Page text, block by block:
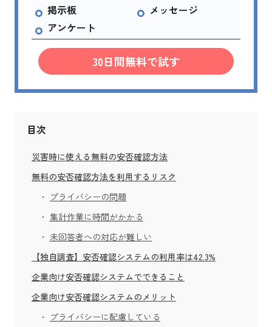
掲示板
メッセージ
アンケート
30日間無料で試す
目次
災害時に使える無料の安否確認方法
無料の安否確認方法を利用するリスク
プライバシーの問題
集計作業に時間がかかる
未回答者への対応が難しい
【独自調査】安否確認システムの利用率は42.3%
企業向け安否確認システムでできること
企業向け安否確認システムのメリット
プライバシーに配慮している